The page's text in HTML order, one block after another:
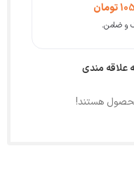
تومان
علاقه مندی
هستند!